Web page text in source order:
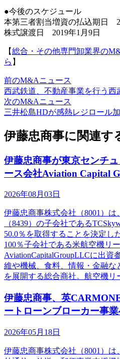
●今後のスケジュール
本第三者割当増資の払込期日
株式譲渡日 2019年1月9日
【総合・その他専門卸業界の
ら 】
前のM&Aニュース
西武鉄道、不動産事業を行う
次のM&Aニュース
三井松島HDが感熱レジロール
伊藤忠商事に関連す
伊藤忠商事が東京センチ
ース会社Aviation Capital
2026年08月03日
伊藤忠商事株式会社（8001）
（8439）の子会社である
50.0％を取得することを決定し
100％子会社である米航空機リ
AviationCapitalGroupLLCに出資
維や機械、食料、情報・金融
を展開する総合商社。航空機リ
伊藤忠商事、英
ートローンブローカー事
2026年05月18日
伊藤忠商事株式会社（8001）